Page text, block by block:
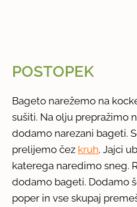
POSTOPEK
Bageto narežemo na
sušiti. Na olju prepražimo
dodamo narezani bageti.
prelijemo čez kruh. Jajci
katerega naredimo sneg.
dodamo bageti. Dodamo
poper in vse skupaj